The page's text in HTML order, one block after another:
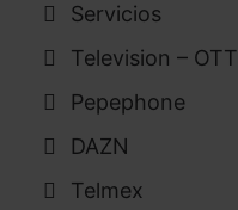
Servicios
Television – OTT
Pepephone
DAZN
Telmex